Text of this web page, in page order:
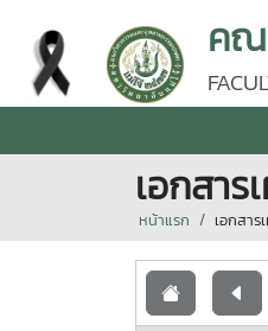
คณ
เอกสา
หน้าแรก เอกสาร